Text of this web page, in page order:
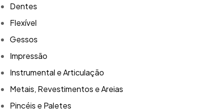
Dentes
Flexível
Gessos
Impressão
Instrumental e Articulação
Metais, Revestimentos e Areias
Pincéis e Paletes